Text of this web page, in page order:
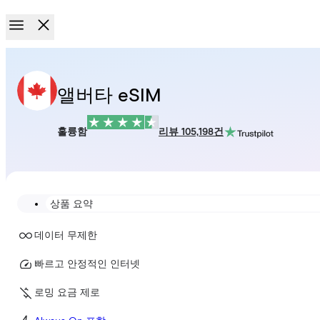
앨버타 eSIM
훌륭함 리뷰 105,198건
상품 요약
데이터 무제한
빠르고 안정적인 인터넷
로밍 요금 제로